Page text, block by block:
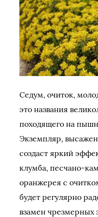
Седум, очиток,
это названия
походящего на
Экземпляр,
создаст яркий
клумба, песчано-
оранжерея с
будет регулярно
взамен чрезмерных